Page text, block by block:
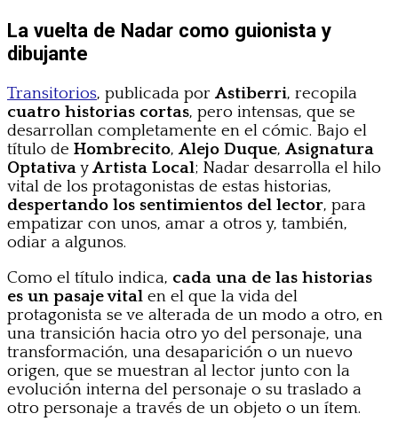
La vuelta de Nadar como guionista y
dibujante
Transitorios, publicada por Astiberri, recopila
cuatro historias cortas, pero intensas, que se
desarrollan completamente en el cómic. Bajo el
título de Hombrecito, Alejo Duque, Asignatura
OptativayArtista Local; Nadar desarrolla el hilo
vital de los protagonistas de estas historias,
despertando los sentimientos del lector, para
empatizar con unos, amar a otros y, también,
odiar a algunos.
Como el título indica, cada una de las historias
es un pasaje vital en el que la vida del
protagonista se ve alterada de un modo a otro, en
una transición hacia otro yo del personaje, una
transformación, una desaparición o un nuevo
origen, que se muestran al lector junto con la
evolución interna del personaje o su traslado a
otro personaje a través de un objeto o un ítem.